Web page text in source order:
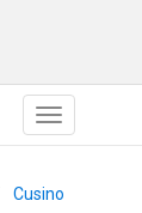
Cusino